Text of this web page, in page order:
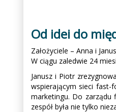
Od idei do
Założyciele – Anna i
W ciągu zaledwie 24
Janusz i Piotr
wspierającym sieci fast-
marketingu. Do zarządu
zespół była nie tylko